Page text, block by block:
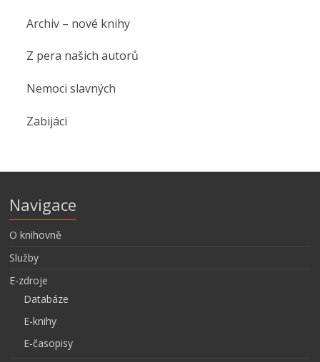
Archiv – nové knihy
Z pera našich autorů
Nemoci slavných
Zabijáci
Navigace
O knihovně
Služby
E-zdroje
Databáze
E-knihy
E-časopisy